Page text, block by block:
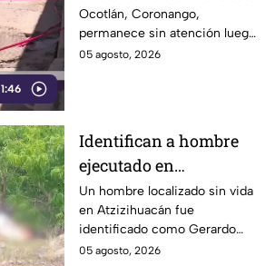
1:46
lluvias
Ocotlán, Coronango,
permanece sin atención luego
de formarse hace más de 15
05 agosto, 2026
Identifican a hombre
ejecutado en
Atzizihuacán; fue
privado de la libertad
Un hombre localizado sin vida
en Atzizihuacán fue
identificado como Gerardo
“N”, de 27 años, quien
05 agosto, 2026